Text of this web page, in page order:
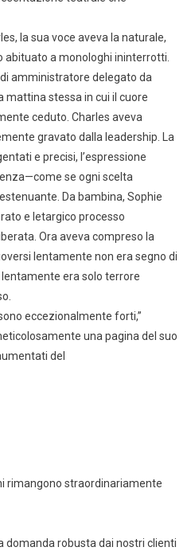
la sua voce aveva la naturale,
abituato a monologhi ininterrotti.
amministratore delegato da
mattina stessa in cui il cuore
ceduto. Charles aveva
gravato dalla leadership. La
e precisi, l’espressione
se ogni scelta
Da bambina, Sophie
e letargico processo
Ora aveva compreso la
lentamente non era segno di
era solo terrore
eccezionalmente forti,”
una pagina del suo
del
rimangono straordinariamente
domanda robusta dai nostri clienti